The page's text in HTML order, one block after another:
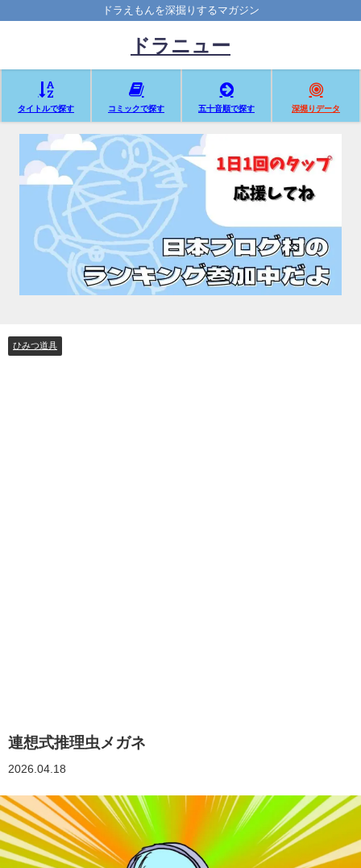
ドラえもんを深掘りするマガジン
ドラニュー
タイトルで探す コミックで探す 五十音順で探す 深堀りデータ
ひみつ道具
連想式推理虫メガネ
2026.04.18